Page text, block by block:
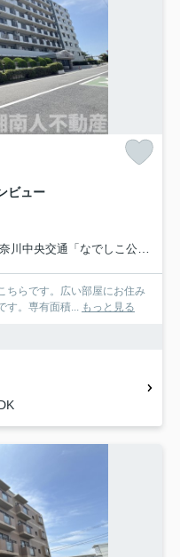
ビュー
しこ公民館前（神奈川県）」 停歩4分
ちらです。広い部屋にお住み
す。専有面積... もっと見る